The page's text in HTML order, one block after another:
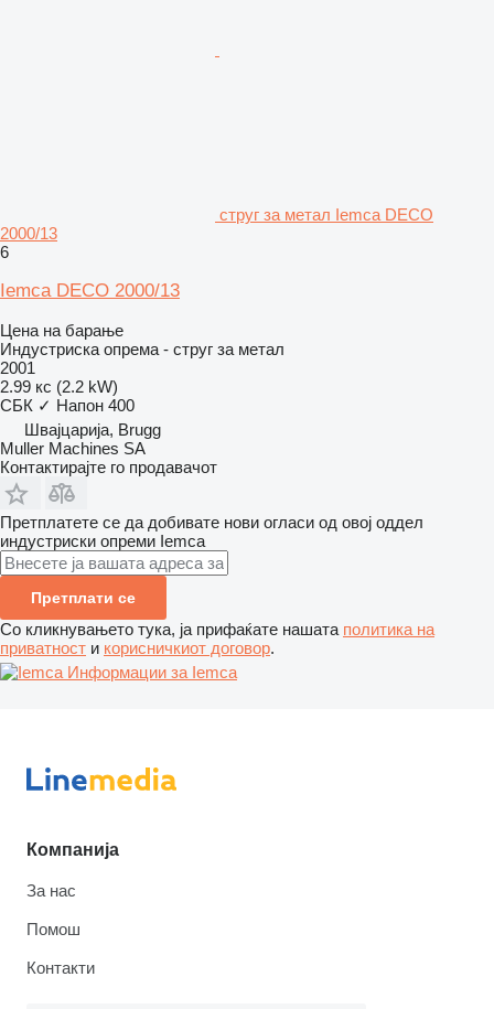
струг за метал Iemca DECO
2000/13
6
Iemca DECO 2000/13
Цена на барање
Индустриска опрема - струг за метал
2001
2.99 кс (2.2 kW)
СБК ✓ Напон 400
Швајцарија, Brugg
Muller Machines SA
Контактирајте го продавачот
Претплатете се да добивате нови огласи од овој оддел
индустриски опреми Iemca
Претплати се
Со кликнувањето тука, ја прифаќате нашата политика на
приватност и корисничкиот договор.
Информации за Iemca
Компанија
За нас
Помош
Контакти